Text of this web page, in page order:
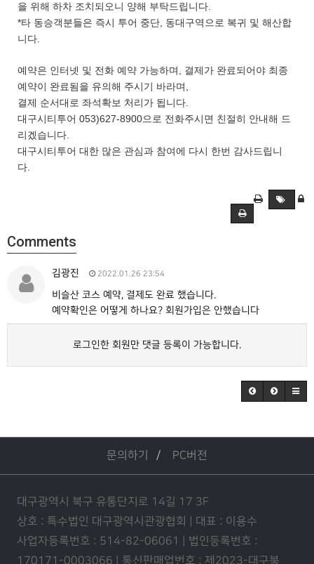
을 위해 하차 조치되오니 양해 부탁드립니다.
*타 동승객분들은 즉시 투어 중단, 동대구역으로 복귀 및 해산합
니다.
예약은 인터넷 및 전화 예약 가능하며, 결제가 완료되어야 최종
예약이 완료됨을 유의해 주시기 바라며,
결제 순서대로 좌석확보 처리가 됩니다.
대구시티투어 053)627-8900으로 전화주시면 친절히 안내해 드
리겠습니다.
대구시티투어 대한 많은 관심과 참여에 다시 한번 감사드립니
다.
Comments
김광진 2022.01.26 23:54
비슬산 코스 예약, 결제도 완료 했습니다.
예약확인은 어떻게 하나요? 회원가입은 안했습니다
로그인한 회원만 댓글 등록이 가능합니다.
문의하기 PC버전
대구광역시 북구 유통단지로 14길 17 3F
상호 : 특수법인 대구광역시관광협회 | 대표 : 이용수
사업자등록번호 : 514-82-06061 | 법인등록번호 :
170171-0003066 | 통신판매업번호 : 제2023-대구북